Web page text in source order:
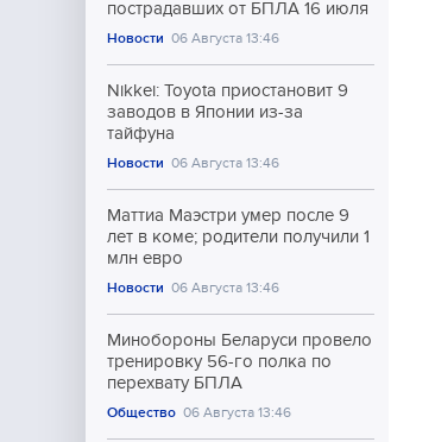
пострадавших от БПЛА 16 июля
Новости 06 Августа 13:46
Nikkei: Toyota приостановит 9
заводов в Японии из-за
тайфуна
Новости 06 Августа 13:46
Маттиа Маэстри умер после 9
лет в коме; родители получили 1
млн евро
Новости 06 Августа 13:46
Минобороны Беларуси провело
тренировку 56-го полка по
перехвату БПЛА
Общество 06 Августа 13:46